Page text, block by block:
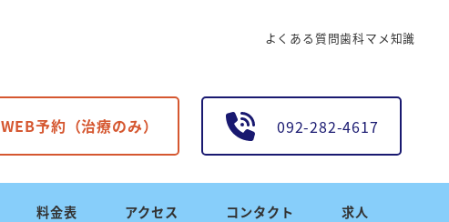
よくある質問歯科マメ知識
WEB予約（治療のみ） 092-282-4617
料金表 アクセス コンタクト 求人